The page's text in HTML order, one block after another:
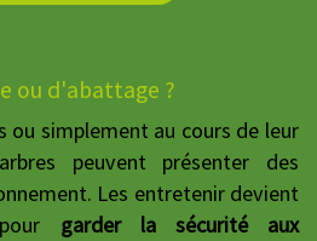
ou d'abattage ?
ou simplement au cours de leur
peuvent présenter des
Les entretenir devient
garder la sécurité aux